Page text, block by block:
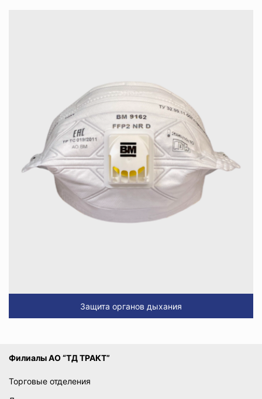
Защита органов дыхания
Филиалы АО “ТД ТРАКТ”
Торговые отделения